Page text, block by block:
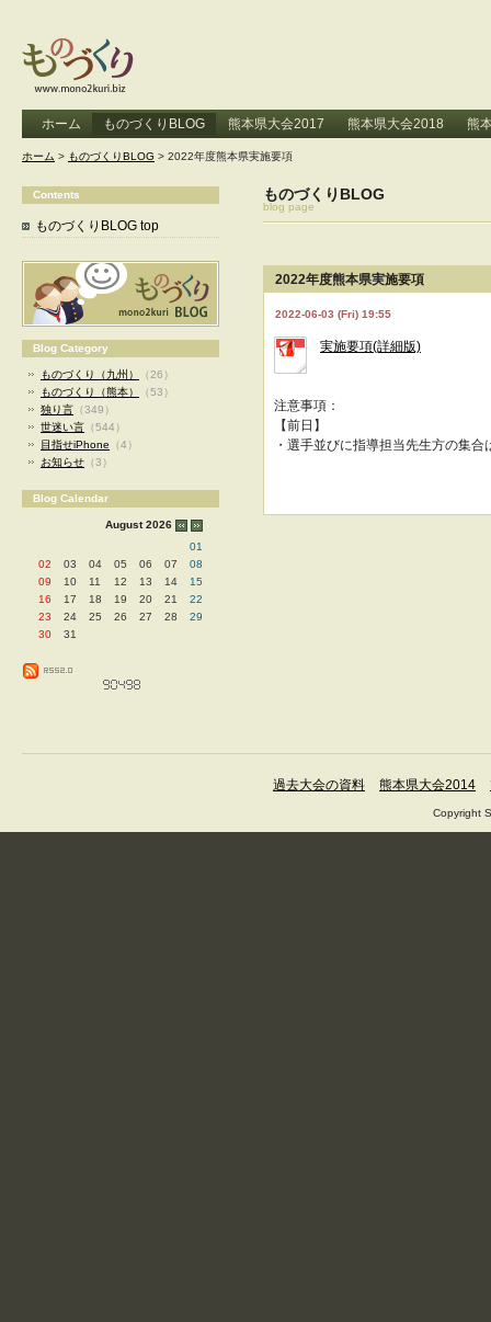
ホーム ものづくりBLOG 熊本県大会2017 熊本県大会2018 熊
ホーム > ものづくりBLOG > 2022年度熊本県実施要項
ものづくりBLOG
blog page
2022年度熊本県実施要項
2022-06-03 (Fri) 19:55
実施要項(詳細版)
注意事項：
【前日】
・選手並びに指導担当先生方の集
Contents
ものづくりBLOG top
Blog Category
ものづくり（九州）
（26）
ものづくり（熊本）
（53）
独り言 （349）
世迷い言 （544）
目指せiPhone （4）
お知らせ （3）
Blog Calendar
August 2026
01
02
03 04 05 06 07
08
09
10 11 12 13 14
15
16
17 18 19 20 21
22
23
24 25 26 27 28
29
30
31
過去大会の資料 熊本県大会2014
Copyright